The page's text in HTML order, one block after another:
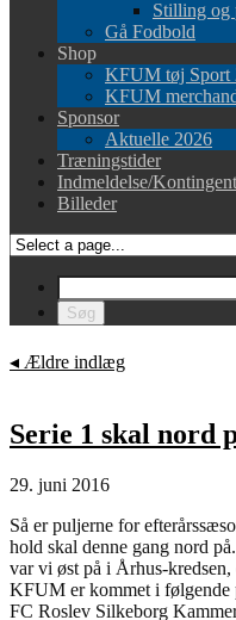
Stilling og
Gå Fodbold
Shop
KFUM tøj Sport
KFUM
Sponsor
Aktuelle 2026
Træningstider
Indmeldelse/Kontingent
Billeder
◂ Ældre indlæg
Serie 1 skal nord
29. juni 2016
Så er puljerne for
hold skal denne gang nord
var vi øst på i Århus-
KFUM er kommet i
FC Roslev Silkeborg